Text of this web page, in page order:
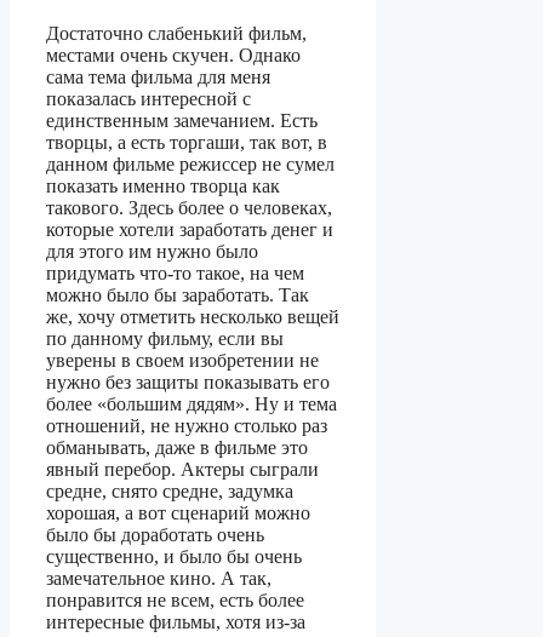
Достаточно слабенький фильм,
местами очень скучен. Однако
сама тема фильма для меня
показалась интересной с
единственным замечанием. Есть
творцы, а есть торгаши, так вот, в
данном фильме режиссер не сумел
показать именно творца как
такового. Здесь более о человеках,
которые хотели заработать денег и
для этого им нужно было
придумать что-то такое, на чем
можно было бы заработать. Так
же, хочу отметить несколько вещей
по данному фильму, если вы
уверены в своем изобретении не
нужно без защиты показывать его
более «большим дядям». Ну и тема
отношений, не нужно столько раз
обманывать, даже в фильме это
явный перебор. Актеры сыграли
средне, снято средне, задумка
хорошая, а вот сценарий можно
было бы доработать очень
существенно, и было бы очень
замечательное кино. А так,
понравится не всем, есть более
интересные фильмы, хотя из-за